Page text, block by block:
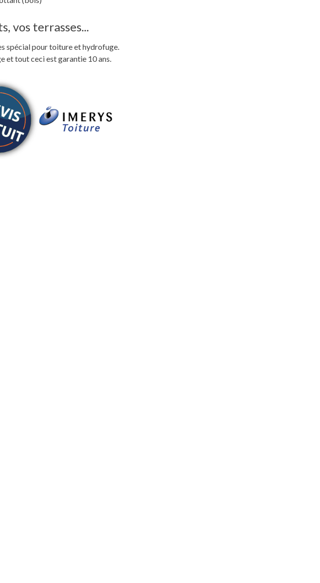
vos terrasses...
spécial pour toiture et hydrofuge.
et tout ceci est garantie 10 ans.